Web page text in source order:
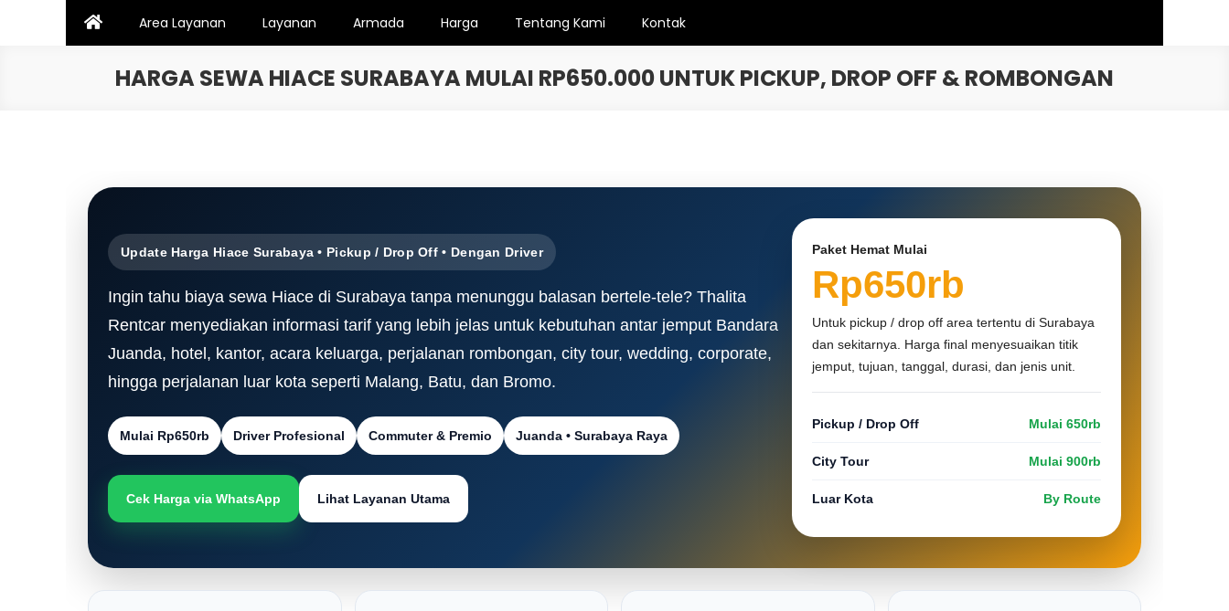
Area Layanan Layanan Armada Harga Tentang Kami Kontak
HARGA SEWA HIACE SURABAYA MULAI RP650.000 UNTUK PICKUP, DROP OFF & ROMBONGAN
Update Harga Hiace Surabaya • Pickup / Drop Off • Dengan Driver
Ingin tahu biaya sewa Hiace di Surabaya tanpa menunggu balasan bertele-tele? Thalita
Rentcar menyediakan informasi tarif yang lebih jelas untuk kebutuhan antar jemput Bandara
Juanda, hotel, kantor, acara keluarga, perjalanan rombongan, city tour, wedding, corporate,
hingga perjalanan luar kota seperti Malang, Batu, dan Bromo.
Mulai Rp650rb Driver Profesional Commuter & Premio Juanda • Surabaya Raya
Cek Harga via WhatsApp Lihat Layanan Utama
Paket Hemat Mulai
Rp650rb
Untuk pickup / drop off area tertentu di Surabaya
dan sekitarnya. Harga final menyesuaikan titik
jemput, tujuan, tanggal, durasi, dan jenis unit.
Pickup / Drop Off Mulai 650rb
City Tour Mulai 900rb
Luar Kota By Route